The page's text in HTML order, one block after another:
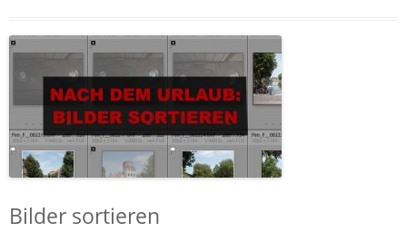
Bilder sortieren